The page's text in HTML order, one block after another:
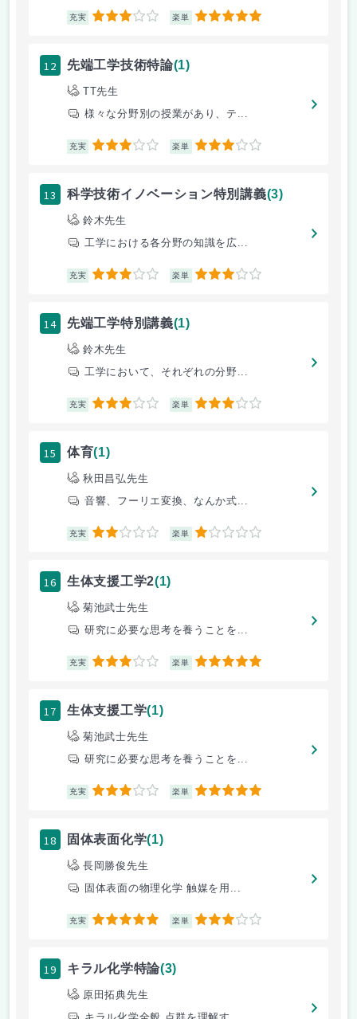
充実 3 楽単 5
12 先端工学技術特論(1)
TT先生
様々な分野別の授業があり、テ...
充実 3 楽単 3
13 科学技術イノベーション特別講義(3)
鈴木先生
工学における各分野の知識を広...
充実 3 楽単 3
14 先端工学特別講義(1)
鈴木先生
工学において、それぞれの分野...
充実 3 楽単 3
15 体育(1)
秋田昌弘先生
音響、フーリエ変換、なんか式...
充実 2 楽単 1
16 生体支援工学2(1)
菊池武士先生
研究に必要な思考を養うことを...
充実 3 楽単 5
17 生体支援工学(1)
菊池武士先生
研究に必要な思考を養うことを...
充実 3 楽単 5
18 固体表面化学(1)
長岡勝俊先生
固体表面の物理化学 触媒を用...
充実 5 楽単 3
19 キラル化学特論(3)
原田拓典先生